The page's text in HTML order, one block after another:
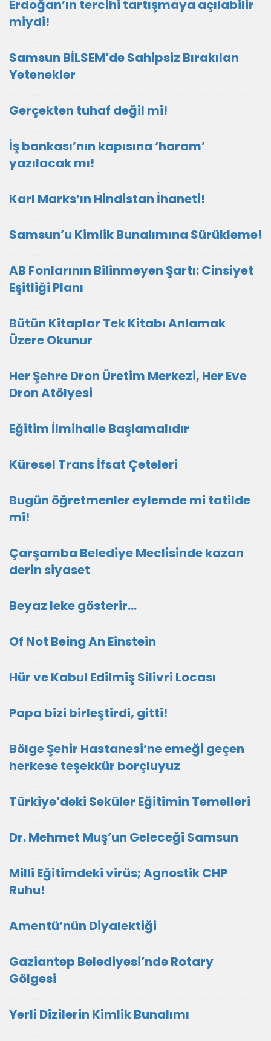
Erdoğan’ın tercihi tartışmaya açılabilir
miydi!
Samsun BİLSEM’de Sahipsiz Bırakılan
Yetenekler
Gerçekten tuhaf değil mi!
İş bankası’nın kapısına ‘haram’
yazılacak mı!
Karl Marks’ın Hindistan İhaneti!
Samsun’u Kimlik Bunalımına Sürükleme!
AB Fonlarının Bilinmeyen Şartı: Cinsiyet
Eşitliği Planı
Bütün Kitaplar Tek Kitabı Anlamak
Üzere Okunur
Her Şehre Dron Üretim Merkezi, Her Eve
Dron Atölyesi
Eğitim İlmihalle Başlamalıdır
Küresel Trans İfsat Çeteleri
Bugün öğretmenler eylemde mi tatilde
mi!
Çarşamba Belediye Meclisinde kazan
derin siyaset
Beyaz leke gösterir…
Of Not Being An Einstein
Hür ve Kabul Edilmiş Silivri Locası
Papa bizi birleştirdi, gitti!
Bölge Şehir Hastanesi’ne emeği geçen
herkese teşekkür borçluyuz
Türkiye’deki Seküler Eğitimin Temelleri
Dr. Mehmet Muş’un Geleceği Samsun
Milli Eğitimdeki virüs; Agnostik CHP
Ruhu!
Amentü’nün Diyalektiği
Gaziantep Belediyesi’nde Rotary
Gölgesi
Yerli Dizilerin Kimlik Bunalımı